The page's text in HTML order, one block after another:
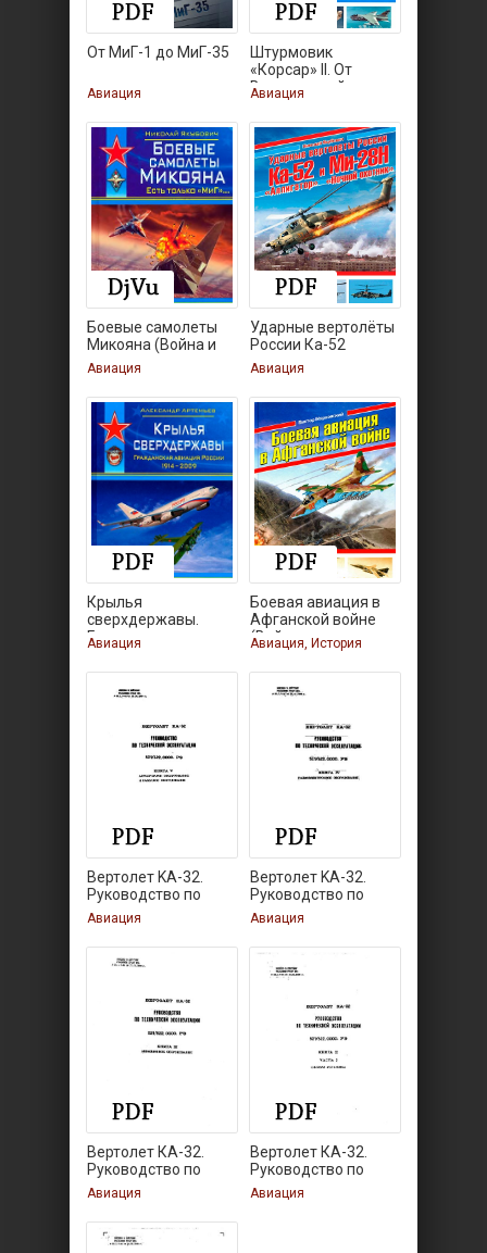
От МиГ-1 до МиГ-35
Авиация
Штурмовик
«Корсар» II. От
Вьетнамской
Авиация
Боевые самолеты
Микояна (Война и
мы.
Авиация
Ударные вертолёты
России Ка-52
Авиация
Крылья
сверхдержавы.
Гражданская
Авиация
Боевая авиация в
Афганской войне
(Война
Авиация, История
Вертолет KA-32.
Руководство по
Авиация
Вертолет KA-32.
Руководство по
Авиация
Вертолет КА-32.
Руководство по
Авиация
Вертолет КА-32.
Руководство по
Авиация